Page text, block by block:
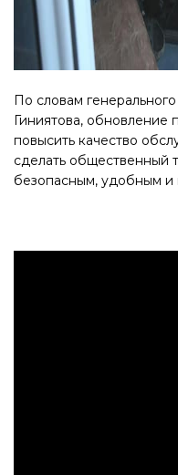
По словам
Гиниятова, обновление
повысить качество
сделать общественный
безопасным, удобным и